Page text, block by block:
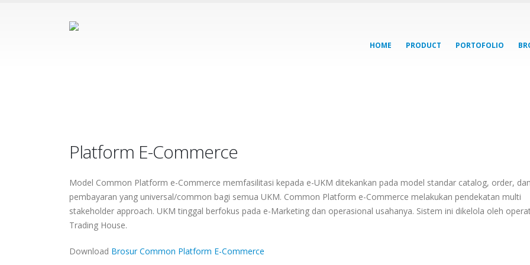
HOME PRODUCT PORTOFOLIO
Platform E-Commerce
Model Common Platform e-Commerce memfasilitasi kepada e-UKM ditekankan pada model standar catalog, order,
pembayaran yang universal/common bagi semua UKM. Common Platform e-Commerce melakukan pendekatan multi
stakeholder approach. UKM tinggal berfokus pada e-Marketing dan operasional usahanya. Sistem ini dikelola oleh
Trading House.
Download Brosur Common Platform E-Commerce